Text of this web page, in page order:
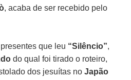
, acaba de ser recebido pelo
que leu “Silêncio”,
do qual foi tirado o roteiro,
dos jesuítas noJapão